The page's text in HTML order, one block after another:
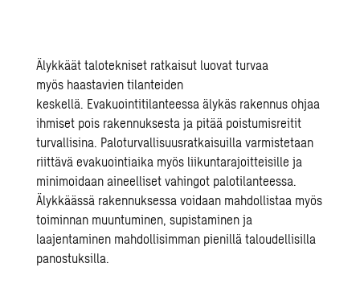
Älykkäät talotekniset ratkaisut luovat turvaa
myös haastavien tilanteiden
keskellä. Evakuointitilanteessa älykäs rakennus ohjaa
ihmiset pois rakennuksesta ja pitää poistumisreitit
turvallisina. Paloturvallisuusratkaisuilla varmistetaan
riittävä evakuointiaika myös liikuntarajoitteisille ja
minimoidaan aineelliset vahingot palotilanteessa.
Älykkäässä rakennuksessa voidaan mahdollistaa myös
toiminnan muuntuminen, supistaminen ja
laajentaminen mahdollisimman pienillä taloudellisilla
panostuksilla.